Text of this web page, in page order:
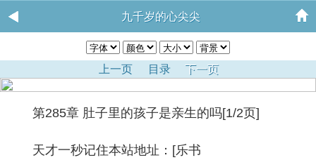
九千岁的心尖尖
上一页 目录 下一页
第285章 肚子里的孩子是亲生的吗[1/2页]
天才一秒记住本站地址：[乐书